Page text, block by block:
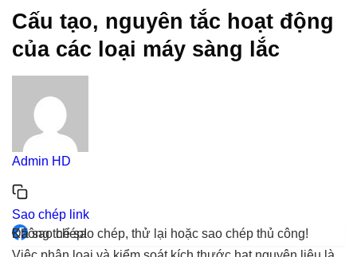
Cấu tạo, nguyên tắc hoạt động
của các loại máy sàng lắc
Admin HD
Sao chép link
Đã sao chép!
Không thể sao chép, thử lại hoặc sao chép thủ công!